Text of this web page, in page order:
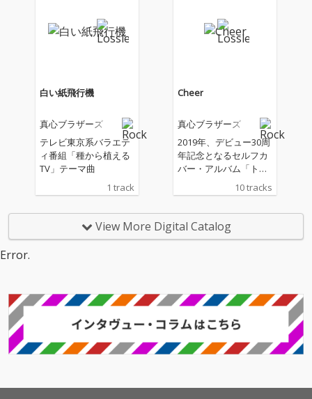
い紙飛行機」を含む全
10曲入り。 「TODAY」
＞が詰め込まれたアル
バムとなる。
白い紙飛行機
真心ブラザーズ
テレビ東京系バラエテ
ィ番組「種から植える
TV」テーマ曲
1 track
Cheer
真心ブラザーズ
2019年、デビュー30周
年記念となるセルフカ
バー・アルバム「トラ
ンタン」を発表した真
心ブラザーズが、ひと
に更なる進化を始動す
べく放つ2年振りのオ
んだ歌詞、真心ならで
な曲が満載。タイトル
「Cheer」に込められ
た真心ブラザーズの思
10 tracks
View More Digital Catalog
Error.